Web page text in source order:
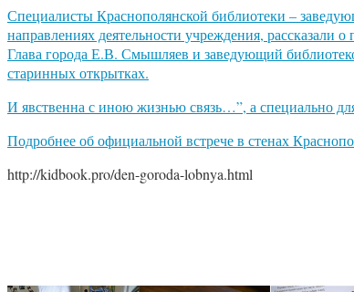
Специалисты Краснополянской библиотеки –
направлениях деятельности учреждения, рассказали
Глава города Е.В. Смышляев и заведующий
старинных открытках.
И явственна с иною жизнью связь…”, а специально
Подробнее об официальной встрече в стенах
http://kidbook.pro/den-goroda-lobnya.html